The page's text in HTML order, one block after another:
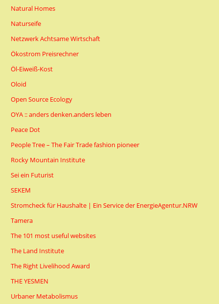
Natural Homes
Naturseife
Netzwerk Achtsame Wirtschaft
Ökostrom Preisrechner
Öl-Eiweiß-Kost
Oloid
Open Source Ecology
OYA :: anders denken.anders leben
Peace Dot
People Tree – The Fair Trade fashion pioneer
Rocky Mountain Institute
Sei ein Futurist
SEKEM
Stromcheck für Haushalte | Ein Service der EnergieAgentur.NRW
Tamera
The 101 most useful websites
The Land Institute
The Right Livelihood Award
THE YESMEN
Urbaner Metabolismus